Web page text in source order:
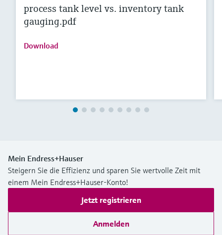
process tank level vs. inventory tank
gauging.pdf
Download
Mein Endress+Hauser
Steigern Sie die Effizienz und sparen Sie wertvolle Zeit mit
einem Mein Endress+Hauser-Konto!
Jetzt registrieren
Anmelden